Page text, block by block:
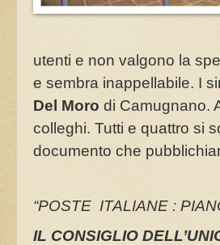
utenti e non valgono la
e sembra inappellabile. I
Del Moro di Camugnano.
colleghi. Tutti e quattro si
documento che
“POSTE ITALIANE :
IL CONSIGLIO